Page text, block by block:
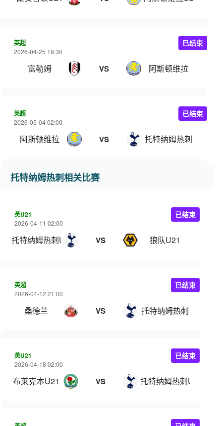
英超
2026-04-25 19:30
富勒姆 VS 阿斯顿维拉
已结束
英超
2026-05-04 02:00
阿斯顿维拉 VS 托特纳姆热刺
已结束
托特纳姆热刺相关比赛
英U21
2026-04-11 02:00
托特纳姆热刺U21 VS 狼队U21
已结束
英超
2026-04-12 21:00
桑德兰 VS 托特纳姆热刺
已结束
英U21
2026-04-18 02:00
布莱克本U21 VS 托特纳姆热刺U21
已结束